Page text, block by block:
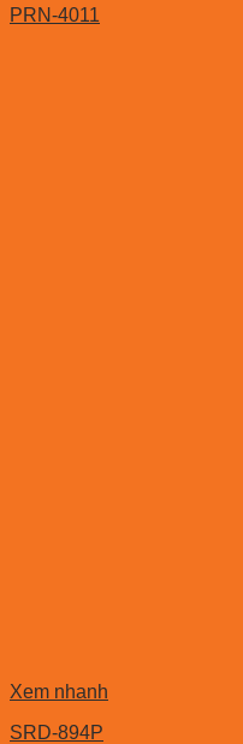
PRN-4011
Xem nhanh
SRD-894P